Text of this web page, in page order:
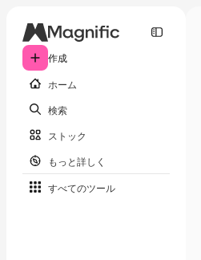
作成
ホーム
検索
ストック
もっと詳しく
すべてのツール